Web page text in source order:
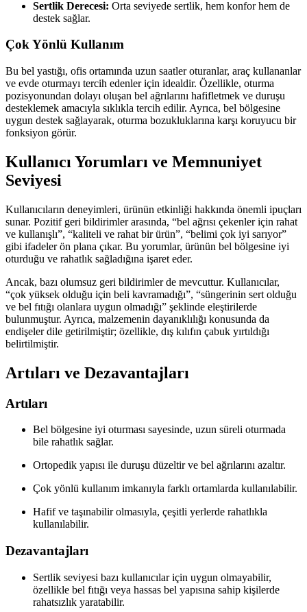
Sertlik Derecesi: Orta seviyede sertlik, hem konfor hem de
destek sağlar.
Çok Yönlü Kullanım
Bu bel yastığı, ofis ortamında uzun saatler oturanlar, araç kullananlar
ve evde oturmayı tercih edenler için idealdir. Özellikle, oturma
pozisyonundan dolayı oluşan bel ağrılarını hafifletmek ve duruşu
desteklemek amacıyla sıklıkla tercih edilir. Ayrıca, bel bölgesine
uygun destek sağlayarak, oturma bozukluklarına karşı koruyucu bir
fonksiyon görür.
Kullanıcı Yorumları ve Memnuniyet
Seviyesi
Kullanıcıların deneyimleri, ürünün etkinliği hakkında önemli ipuçları
sunar. Pozitif geri bildirimler arasında, “bel ağrısı çekenler için rahat
ve kullanışlı”, “kaliteli ve rahat bir ürün”, “belimi çok iyi sarıyor”
gibi ifadeler ön plana çıkar. Bu yorumlar, ürünün bel bölgesine iyi
oturduğu ve rahatlık sağladığına işaret eder.
Ancak, bazı olumsuz geri bildirimler de mevcuttur. Kullanıcılar,
“çok yüksek olduğu için beli kavramadığı”, “süngerinin sert olduğu
ve bel fıtığı olanlara uygun olmadığı” şeklinde eleştirilerde
bulunmuştur. Ayrıca, malzemenin dayanıklılığı konusunda da
endişeler dile getirilmiştir; özellikle, dış kılıfın çabuk yırtıldığı
belirtilmiştir.
Artıları ve Dezavantajları
Artıları
Bel bölgesine iyi oturması sayesinde, uzun süreli oturmada
bile rahatlık sağlar.
Ortopedik yapısı ile duruşu düzeltir ve bel ağrılarını azaltır.
Çok yönlü kullanım imkanıyla farklı ortamlarda kullanılabilir.
Hafif ve taşınabilir olmasıyla, çeşitli yerlerde rahatlıkla
kullanılabilir.
Dezavantajları
Sertlik seviyesi bazı kullanıcılar için uygun olmayabilir,
özellikle bel fıtığı veya hassas bel yapısına sahip kişilerde
rahatsızlık yaratabilir.